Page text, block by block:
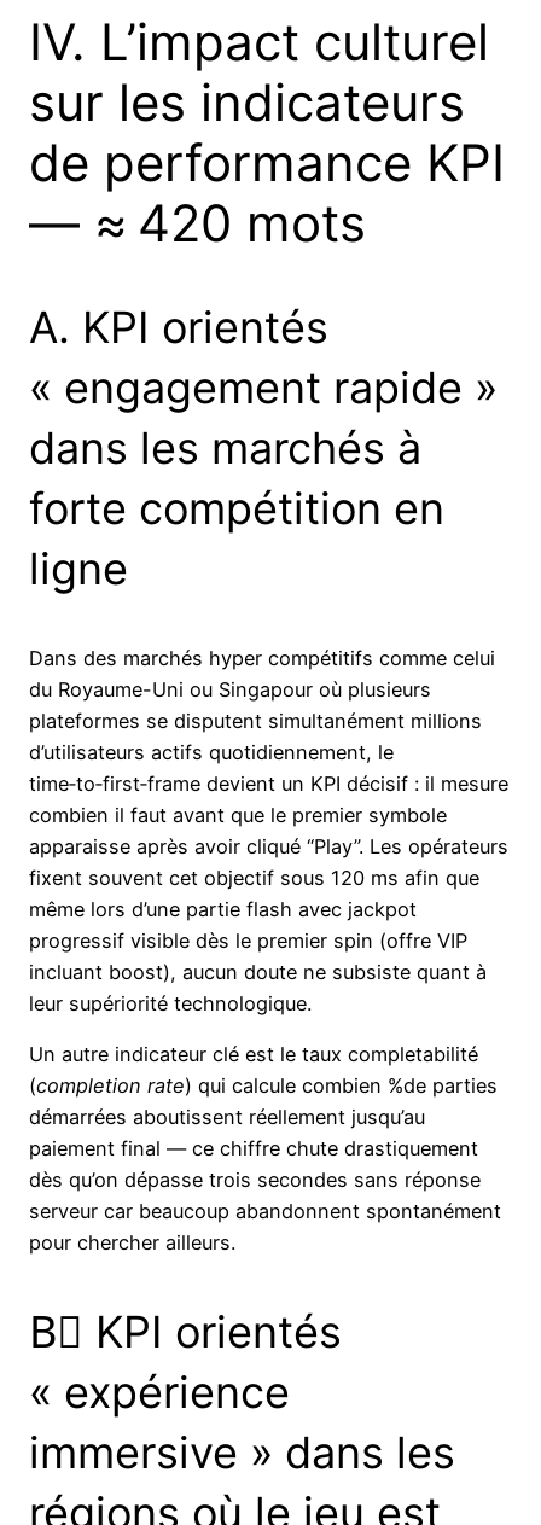
IV. L’impact culturel
sur les indicateurs
de performance KPI
— ≈ 420 mots
A. KPI orientés
« engagement rapide »
dans les marchés à
forte compétition en
ligne
Dans des marchés hyper compétitifs comme celui
du Royaume-Uni ou Singapour où plusieurs
plateformes se disputent simultanément millions
d’utilisateurs actifs quotidiennement, le
time‑to‑first‑frame devient un KPI décisif : il mesure
combien il faut avant que le premier symbole
apparaisse après avoir cliqué “Play”. Les opérateurs
fixent souvent cet objectif sous 120 ms afin que
même lors d’une partie flash avec jackpot
progressif visible dès le premier spin (offre VIP
incluant boost), aucun doute ne subsiste quant à
leur supériorité technologique.
Un autre indicateur clé est le taux completabilité
(completion rate) qui calcule combien %de parties
démarrées aboutissent réellement jusqu’au
paiement final — ce chiffre chute drastiquement
dès qu’on dépasse trois secondes sans réponse
serveur car beaucoup abandonnent spontanément
pour chercher ailleurs.
B️⃣ KPI orientés
« expérience
immersive » dans les
régions où le jeu est